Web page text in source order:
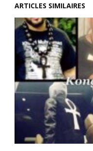
ARTICLES SIMILAIRES